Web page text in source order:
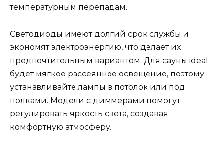
температурным перепадам.
Светодиоды имеют долгий срок службы и
экономят электроэнергию, что делает их
предпочтительным вариантом. Для сауны ideal
будет мягкое рассеянное освещение, поэтому
устанавливайте лампы в потолок или под
полками. Модели с диммерами помогут
регулировать яркость света, создавая
комфортную атмосферу.